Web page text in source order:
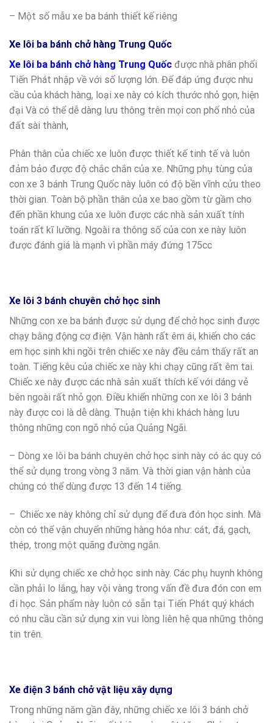
– Một số mẫu xe ba bánh thiết kế riêng
Xe lôi ba bánh chở hàng Trung Quốc
Xe lôi ba bánh chở hàng Trung Quốc được nhà phân phối
Tiến Phát nhập về với số lượng lớn. Để đáp ứng được nhu
cầu của khách hàng, loại xe này có kích thước nhỏ gọn, hiện
đại Và có thể dễ dàng lưu thông trên mọi con phố nhỏ của
đất sài thành,
Phân thân của chiếc xe luôn được thiết kế tinh tế và luôn
đảm bảo được độ chắc chắn của xe. Những phụ tùng của
con xe 3 bánh Trung Quốc này luôn có độ bền vĩnh cửu theo
thời gian. Toàn bộ phần thân của xe bao gồm từ gầm cho
đến phần khung của xe luôn được các nhà sản xuất tính
toán rất kĩ lưỡng. Ngoài ra thông số của con xe này luôn
được đánh giá là mạnh vì phần máy đứng 175cc
Xe lôi 3 bánh chuyên chở học sinh
Những con xe ba bánh được sử dụng để chở học sinh được
chạy bằng động cơ điện. Vận hành rất êm ái, khiến cho các
em học sinh khi ngồi trên chiếc xe này đều cảm thấy rất an
toàn. Tiếng kêu của chiếc xe này khi chạy cũng rất êm tai.
Chiếc xe này được các nhà sản xuất thích kế với dáng vẻ
bên ngoài rất nhỏ gọn. Điều khiển những con xe lôi 3 bánh
này được coi là dễ dàng. Thuận tiện khi khách hàng lưu
thông những con ngõ nhỏ của Quảng Ngãi.
– Dòng xe lôi ba bánh chuyên chở học sinh này có ác quy có
thể sử dụng trong vòng 3 năm. Và thời gian vận hành của
chúng có thể dùng được 13 đến 14 tiếng.
– Chiếc xe này không chỉ sử dụng để đưa đón học sinh. Mà
còn có thể vận chuyển những hàng hóa như: cát, đá, gạch,
thép, trong một quãng đường ngắn.
Khi sử dụng chiếc xe chở học sinh này. Các phụ huynh không
cần phải lo lắng, hay vội vàng trong vấn đề đưa đón con em
đi học. Sản phẩm này luôn có sẵn tại Tiến Phát quý khách
có nhu cầu cần sử dụng xin vui lòng liên hệ qua những thông
tin trên.
Xe điện 3 bánh chở vật liệu xây dựng
Trong những năm gần đây, những chiếc xe lôi 3 bánh chở